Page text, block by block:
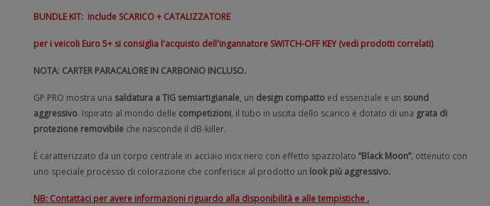
BUNDLE KIT: include SCARICO + CATALIZZATORE
per i veicoli Euro 5+ si consiglia l'acquisto dell'ingannatore SWITCH-OFF KEY (vedi prodotti correlati)
NOTA: CARTER PARACALORE IN CARBONIO INCLUSO.
GP PRO mostra una saldatura a TIG semiartigianale, un design compatto ed essenziale e un sound
aggressivo. Ispirato al mondo delle competizioni, il tubo in uscita dello scarico è dotato di una grata di
protezione removibile che nasconde il dB-killer.
È caratterizzato da un corpo centrale in acciaio inox nero con effetto spazzolato “Black Moon”, ottenuto con
uno speciale processo di colorazione che conferisce al prodotto un look più aggressivo.
NB: Contattaci per avere informazioni riguardo alla disponibilità e alle tempistiche .